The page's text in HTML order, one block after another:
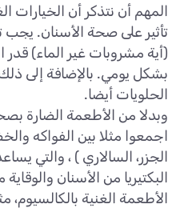
المهم أن نتذكر أن الخيارات
تأثير على صحة الأسنان.
(أية مشروبات غير الماء) قدر
بشكل يومي. بالإضافة إلى
الحلويات أيضا.
وبدلا من الأطعمة الضارة
اجمعوا مثلا بين الفواكه
الجزر، السالاري ) ، والتي
البكتيريا من الأسنان
الأطعمة الغنية بالكالسيوم،